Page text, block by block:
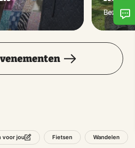
voor jou Fietsen Wandelen